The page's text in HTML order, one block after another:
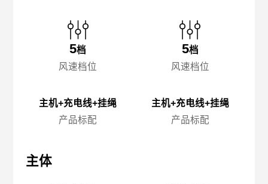
5档
风速档位
主机+充电线+挂绳
产品标配
主体
5档
风速档位
主机+充电线+挂绳
产品标配